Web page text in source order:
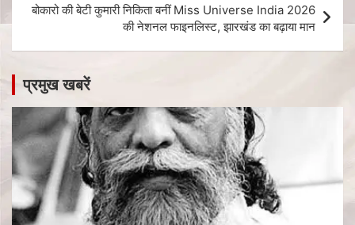
बोकारो की बेटी कुमारी निकिता बनीं Miss Universe India 2026
की नेशनल फाइनलिस्ट, झारखंड का बढ़ाया मान
प्रमुख खबरें